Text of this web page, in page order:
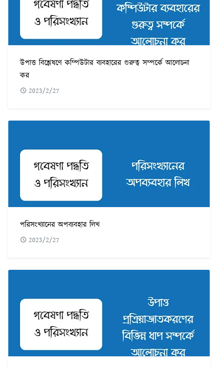
উপাত্ত বিশ্লেষণে কম্পিউটার ব্যবহারের গুরুত্ব সম্পর্কে আলোচনা
কর
2023/2/27
পরিসংখ্যানের অপব্যবহার লিখ
2023/2/27